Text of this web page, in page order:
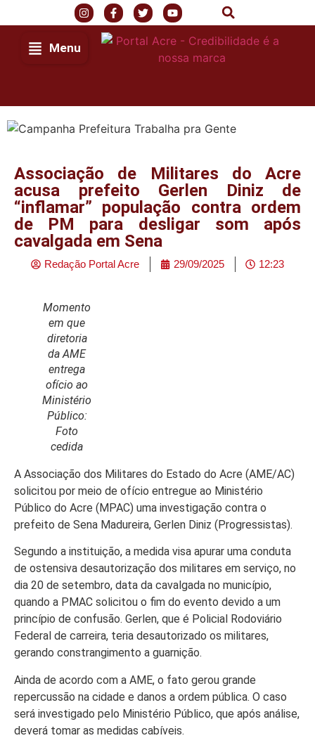
Menu
Início
Últimas
Notícias
Agenda
Cultural
Política
Economia
Atos Oficiais
Atualidades
Blogs e
Colunas
Especiais
Gastronomia
TV Portal
Associação de Militares do Acre
acusa prefeito Gerlen Diniz de
“inflamar” população contra ordem
de PM para desligar som após
cavalgada em Sena
Redação Portal Acre 29/09/2025 12:23
Momento
em que
diretoria
da AME
entrega
ofício ao
Ministério
Público:
Foto
cedida
A Associação dos Militares do Estado do Acre (AME/AC)
solicitou por meio de ofício entregue ao Ministério
Público do Acre (MPAC) uma investigação contra o
prefeito de Sena Madureira, Gerlen Diniz (Progressistas).
Segundo a instituição, a medida visa apurar uma conduta
de ostensiva desautorização dos militares em serviço, no
dia 20 de setembro, data da cavalgada no município,
quando a PMAC solicitou o fim do evento devido a um
princípio de confusão. Gerlen, que é Policial Rodoviário
Federal de carreira, teria desautorizado os militares,
gerando constrangimento a guarnição.
Ainda de acordo com a AME, o fato gerou grande
repercussão na cidade e danos a ordem pública. O caso
será investigado pelo Ministério Público, que após análise,
deverá tomar as medidas cabíveis.